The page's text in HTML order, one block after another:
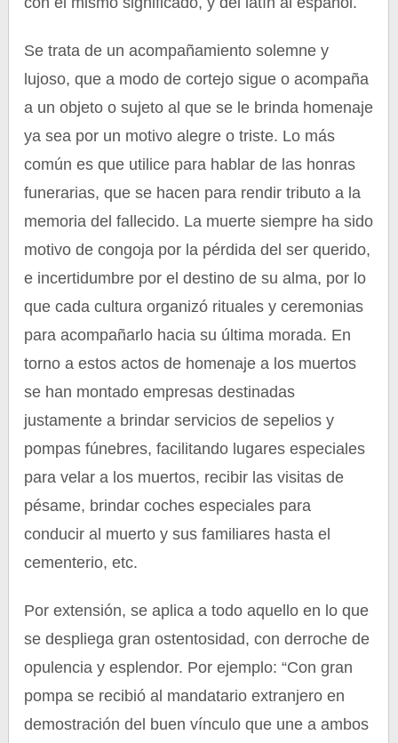
Se trata de un acompañamiento solemne y
lujoso, que a modo de cortejo sigue o acompaña
a un objeto o sujeto al que se le brinda homenaje
ya sea por un motivo alegre o triste. Lo más
común es que utilice para hablar de las honras
funerarias, que se hacen para rendir tributo a la
memoria del fallecido. La muerte siempre ha sido
motivo de congoja por la pérdida del ser querido,
e incertidumbre por el destino de su alma, por lo
que cada cultura organizó rituales y ceremonias
para acompañarlo hacia su última morada. En
torno a estos actos de homenaje a los muertos
se han montado empresas destinadas
justamente a brindar servicios de sepelios y
pompas fúnebres, facilitando lugares especiales
para velar a los muertos, recibir las visitas de
pésame, brindar coches especiales para
conducir al muerto y sus familiares hasta el
cementerio, etc.
Por extensión, se aplica a todo aquello en lo que
se despliega gran ostentosidad, con derroche de
opulencia y esplendor. Por ejemplo: “Con gran
pompa se recibió al mandatario extranjero en
demostración del buen vínculo que une a ambos